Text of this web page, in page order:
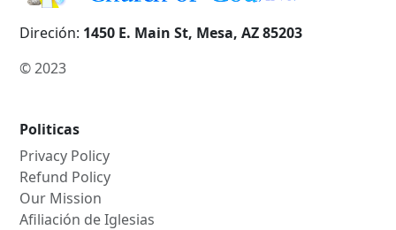
Direción: 1450 E. Main St, Mesa, AZ 85203
© 2023
Politicas
Privacy Policy
Refund Policy
Our Mission
Afiliación de Iglesias